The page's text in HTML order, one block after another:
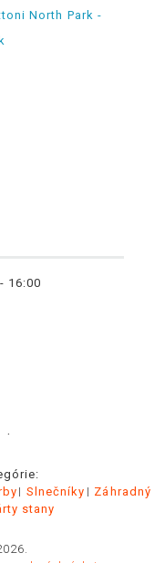
North Park -
16:00
.
Slnečníky
Záhradný
stany